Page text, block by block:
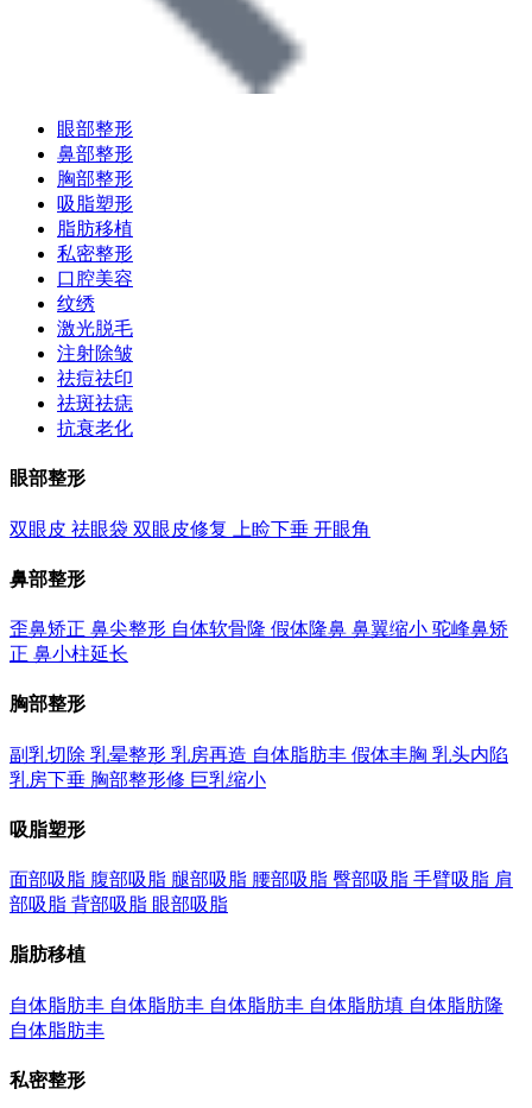
眼部整形
鼻部整形
胸部整形
吸脂塑形
脂肪移植
私密整形
口腔美容
纹绣
激光脱毛
注射除皱
祛痘祛印
祛斑祛痣
抗衰老化
眼部整形
双眼皮 祛眼袋 双眼皮修复 上睑下垂 开眼角
鼻部整形
歪鼻矫正 鼻尖整形 自体软骨隆 假体隆鼻 鼻翼缩小 驼峰鼻矫
正 鼻小柱延长
胸部整形
副乳切除 乳晕整形 乳房再造 自体脂肪丰 假体丰胸 乳头内陷
乳房下垂 胸部整形修 巨乳缩小
吸脂塑形
面部吸脂 腹部吸脂 腿部吸脂 腰部吸脂 臀部吸脂 手臂吸脂 肩
部吸脂 背部吸脂 眼部吸脂
脂肪移植
自体脂肪丰 自体脂肪丰 自体脂肪丰 自体脂肪填 自体脂肪隆
自体脂肪丰
私密整形